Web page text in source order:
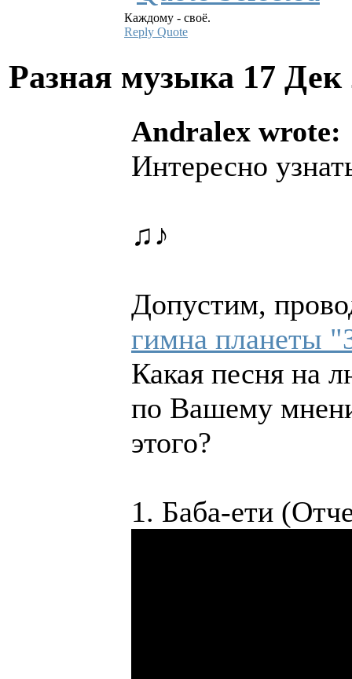
Каждому - своё.
Reply Quote
Разная музыка 17 Дек
Andralex wrote:
Интересно
♫♪
Допустим,
гимна планеты
Какая песня на
по Вашему
этого?
1. Баба-ети